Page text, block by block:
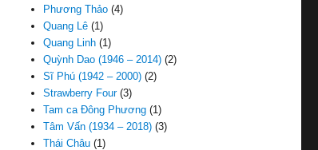
Phương Thảo (4)
Quang Lê (1)
Quang Linh (1)
Quỳnh Dao (1946 – 2014) (2)
Sĩ Phú (1942 – 2000) (2)
Strawberry Four(3)
Tam ca Đông Phương (1)
Tâm Vấn (1934 – 2018) (3)
Thái Châu (1)